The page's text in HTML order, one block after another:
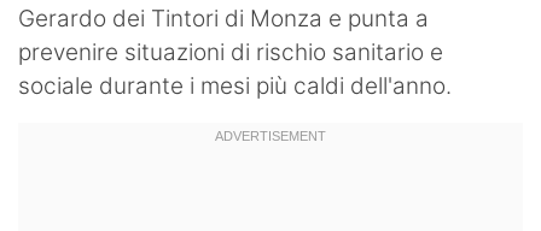
Gerardo dei Tintori di Monza e punta a
prevenire situazioni di rischio sanitario e
sociale durante i mesi più caldi dell'anno.